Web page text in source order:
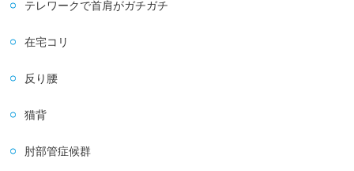
テレワークで首肩がガチガチ
在宅コリ
反り腰
猫背
肘部管症候群